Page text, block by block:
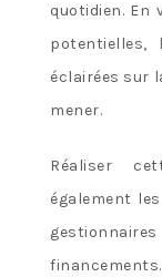
quotidien. En
potentielles,
éclairées sur
mener.
Réaliser
également